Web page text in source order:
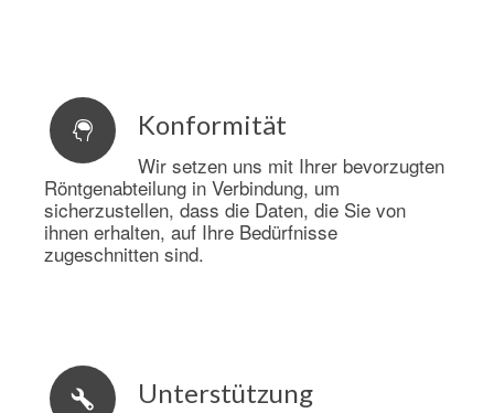
Konformität
Wir setzen uns mit Ihrer bevorzugten
Röntgenabteilung in Verbindung, um
sicherzustellen, dass die Daten, die Sie von
ihnen erhalten, auf Ihre Bedürfnisse
zugeschnitten sind.
Unterstützung